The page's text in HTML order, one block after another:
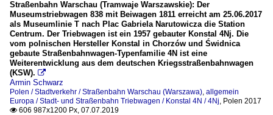
Straßenbahn Warschau (Tramwaje Warszawskie): Der
Museumstriebwagen 838 mit Beiwagen 1811 erreicht am 25.06.2017
als Museumlinie T nach Plac Gabriela Narutowicza die Station
Centrum. Der Triebwagen ist ein 1957 gebauter Konstal 4Nj. Die
vom polnischen Hersteller Konstal in Chorzów und Świdnica
gebaute Straßenbahnwagen-Typenfamilie 4N ist eine
Weiterentwicklung aus dem deutschen Kriegsstraßenbahnwagen
(KSW). 
Armin Schwarz
Polen / Stadtverkehr / Straßenbahn Warschau (Warszawa), allgemein
Europa / Stadt- und Straßenbahn Triebwagen / Konstal 4N / 4Nj, Polen 2017
 606 987x1200 Px, 07.07.2019